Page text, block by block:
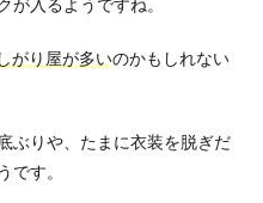
が入るようですね。
がり屋が多いのかもしれない
ぶりや、たまに衣装を脱ぎだ
です。